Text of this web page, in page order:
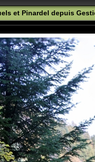
et Pinardel depuis